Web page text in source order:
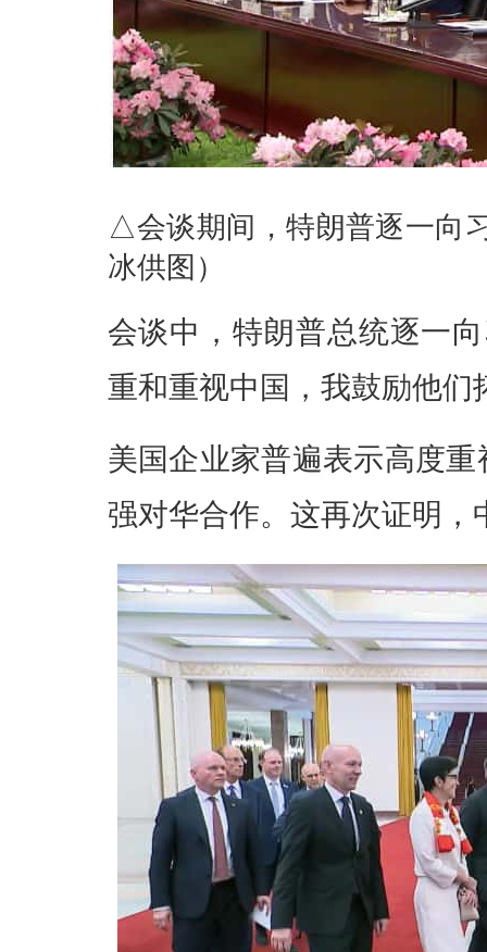
△会谈期间，特朗普逐一向
冰供图）
会谈中，特朗普总统逐一
重和重视中国，我鼓励他们
美国企业家普遍表示高度
强对华合作。这再次证明